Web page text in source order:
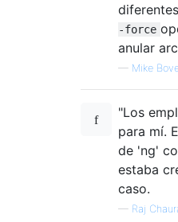
-force
anular
— Mike
"Los
para mí.
de 'ng'
estaba
caso.
— Raj